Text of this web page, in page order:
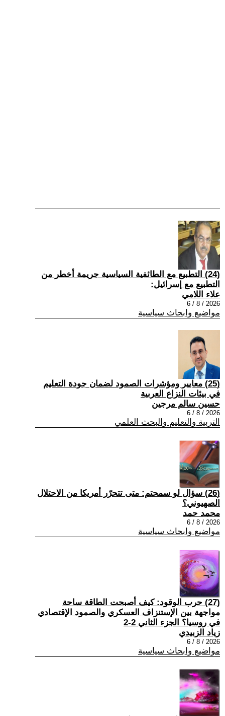
(24) التطبيع مع الطائفية السياسية جريمة أخطر من
التطبيع مع إسرائيل:
علاء اللامي
2026 / 8 / 6
مواضيع وابحاث سياسية
(25) معايير ومؤشرات الصمود لضمان جودة التعليم
في بيئات النزاع العربية
حسين سالم مرجين
2026 / 8 / 6
التربية والتعليم والبحث العلمي
(26) سؤال لو سمحتم: متى تتحرّر أمريكا من الاحتلال
الصهيوني؟
محمد حمد
2026 / 8 / 6
مواضيع وابحاث سياسية
(27) حرب الوقود: كيف أصبحت الطاقة ساحة
مواجهة بين الإستنزاف العسكري والصمود الإقتصادي
في روسيا؟ الجزء الثاني 2-2
زياد الزبيدي
2026 / 8 / 6
مواضيع وابحاث سياسية